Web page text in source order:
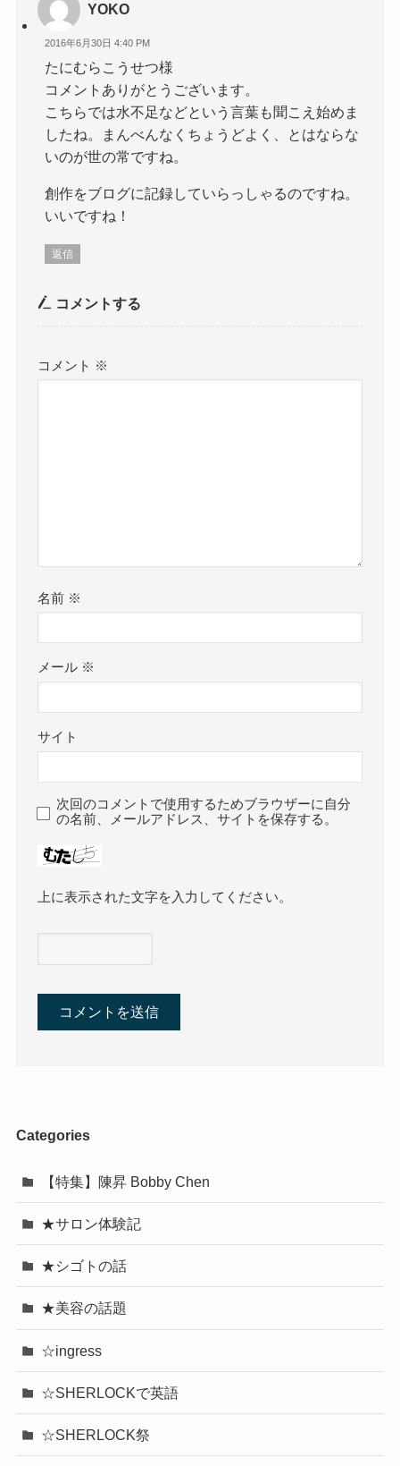
YOKO
2016年6月30日 4:40 PM
たにむらこうせつ様
コメントありがとうございます。
こちらでは水不足などという言葉も聞こえ始めま
したね。まんべんなくちょうどよく、とはならな
いのが世の常ですね。
創作をブログに記録していらっしゃるのですね。
いいですね！
返信
コメントする
コメント ※
名前 ※
メール ※
サイト
次回のコメントで使用するためブラウザーに自分
の名前、メールアドレス、サイトを保存する。
上に表示された文字を入力してください。
Categories
【特集】陳昇 Bobby Chen
★サロン体験記
★シゴトの話
★美容の話題
☆ingress
☆SHERLOCKで英語
☆SHERLOCK祭